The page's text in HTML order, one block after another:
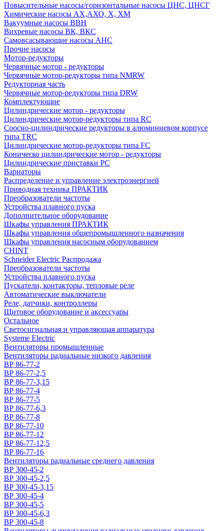
Повысительные насосы/горизонтальные насосы ЦНС, ЦНСГ
Химические насосы АХ,АХО, Х, ХМ
Вакуумные насосы ВВН
Вихревые насосы ВК, ВКС
Самовсасывающие насосы АНС
Прочие насосы
Мотор-редукторы
Червячные мотор - редукторы
Червячные мотор-редукторы типа NMRW
Редукторная часть
Червячные мотор-редукторы типа DRW
Комплектующие
Цилиндрические мотор - редукторы
Цилиндрические мотор-редукторы типа RC
Соосно-цилиндрические редукторы в алюминиевом корпусе
типа TRC
Цилиндрические мотор-редукторы типа FC
Коническо цилиндрические мотор - редукторы
Цилиндрические приставки PC
Вариаторы
Распределение и управление электроэнергией
Приводная техника ПРАКТИК
Преобразователи частоты
Устройства плавного пуска
Дополнительное оборудование
Шкафы управления ПРАКТИК
Шкафы управления общепромышленного назначения
Шкафы управления насосным оборудованием
CHINT
Schneider Electric Распродажа
Преобразователи частоты
Устройства плавного пуска
Пускатели, контакторы, тепловые реле
Автоматические выключатели
Реле, датчики, контроллеры
Щитовое оборудование и аксессуары
Остальное
Светосигнальная и управляющая аппаратура
Systeme Electric
Вентиляторы промышленные
Вентиляторы радиальные низкого давления
ВР 86-77-2
ВР 86-77-2,5
ВР 86-77-3,15
ВР 86-77-4
ВР 86-77-5
ВР 86-77-6,3
ВР 86-77-8
ВР 86-77-10
ВР 86-77-12
ВР 86-77-12,5
ВР 86-77-16
Вентиляторы радиальные среднего давления
ВР 300-45-2
ВР 300-45-2,5
ВР 300-45-3,15
ВР 300-45-4
ВР 300-45-5
ВР 300-45-6,3
ВР 300-45-8